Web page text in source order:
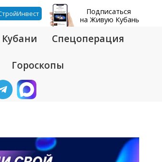
Подписаться
на Живую Кубань
Спецоперация
Гороскопы